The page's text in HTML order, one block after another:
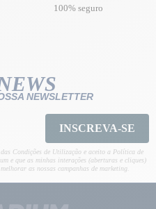
100% seguro
NEWSLETTER
INSCREVA-SE
Condições de Utilização e aceito a Política de
e que as minhas interações (aberturas e cliques)
as nossas campanhas de marketing.